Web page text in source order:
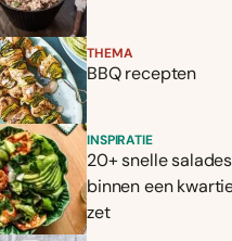
THEMA
BBQ recepten
INSPIRATIE
20+ snelle
binnen een
zet